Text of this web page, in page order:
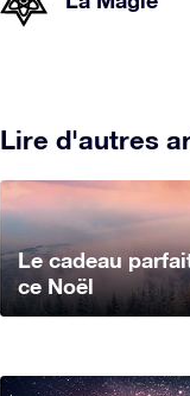
Lire d'autres
Le cadeau
ce Noël